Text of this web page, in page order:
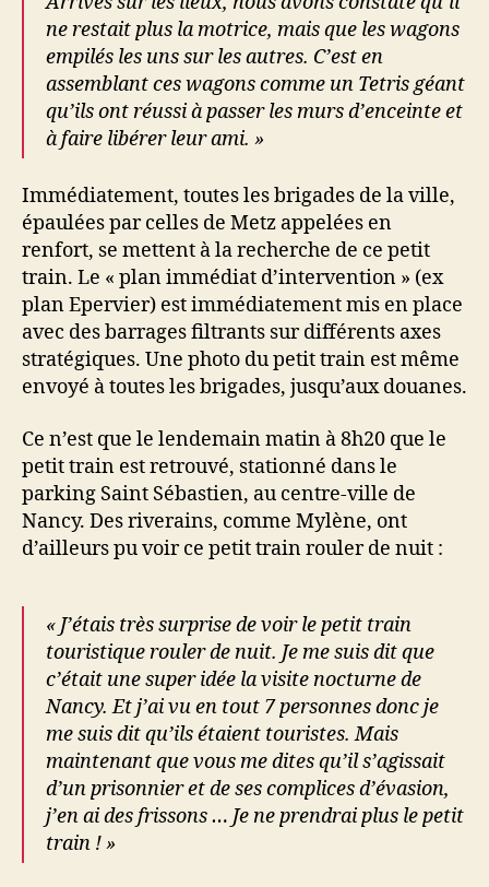
ne restait plus la motrice, mais que les wagons
empilés les uns sur les autres. C’est en
assemblant ces wagons comme un Tetris géant
qu’ils ont réussi à passer les murs d’enceinte et
à faire libérer leur ami. »
Immédiatement, toutes les brigades de la ville,
épaulées par celles de Metz appelées en
renfort, se mettent à la recherche de ce petit
train. Le « plan immédiat d’intervention » (ex
plan Epervier) est immédiatement mis en place
avec des barrages filtrants sur différents axes
stratégiques. Une photo du petit train est même
envoyé à toutes les brigades, jusqu’aux douanes.
Ce n’est que le lendemain matin à 8h20 que le
petit train est retrouvé, stationné dans le
parking Saint Sébastien, au centre-ville de
Nancy. Des riverains, comme Mylène, ont
d’ailleurs pu voir ce petit train rouler de nuit :
« J’étais très surprise de voir le petit train
touristique rouler de nuit. Je me suis dit que
c’était une super idée la visite nocturne de
Nancy. Et j’ai vu en tout 7 personnes donc je
me suis dit qu’ils étaient touristes. Mais
maintenant que vous me dites qu’il s’agissait
d’un prisonnier et de ses complices d’évasion,
j’en ai des frissons … Je ne prendrai plus le petit
train ! »